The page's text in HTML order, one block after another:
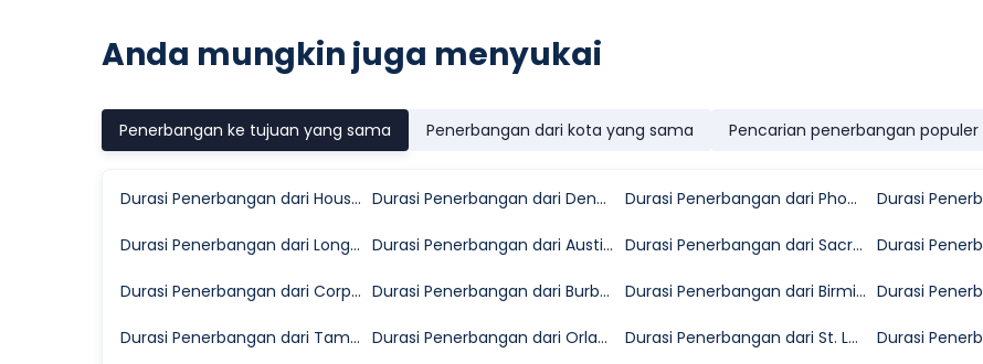
Anda mungkin juga menyukai
Penerbangan ke tujuan yang sama Penerbangan dari kota yang sama Pencarian penerbangan populer
Durasi Penerbangan dari Houston ke Midland Durasi Penerbangan dari Denver ke Midland Durasi Penerbangan dari Phoenix ke Midland
Durasi Penerbangan dari Long Beach ke Midland Durasi Penerbangan dari Austin ke Midland Durasi Penerbangan dari Sacramento ke Midland
Durasi Penerbangan dari Corpus Christi ke Midland Durasi Penerbangan dari Burbank ke Midland Durasi Penerbangan dari Birmingham ke Midland
Durasi Penerbangan dari Tampa ke Midland Durasi Penerbangan dari Orlando ke Midland Durasi Penerbangan dari St. Louis ke Midland